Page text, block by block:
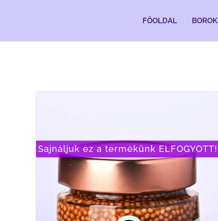
FŐOLDAL BOROK
Sajnáljuk ez a termékünk ELFOGYOTT!